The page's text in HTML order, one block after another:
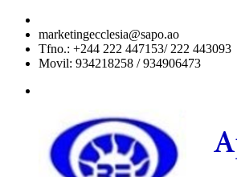
marketingecclesia@sapo.ao
Tfno.: +244 222 447153/ 222 443093
Movil: 934218258 / 934906473